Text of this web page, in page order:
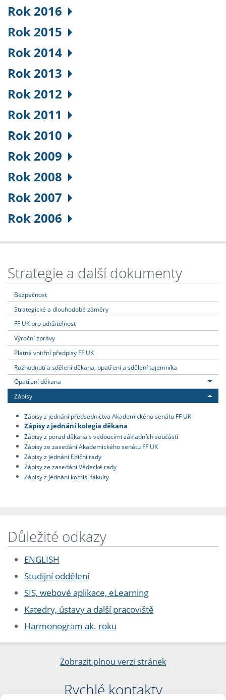
Rok 2016
Rok 2015
Rok 2014
Rok 2013
Rok 2012
Rok 2011
Rok 2010
Rok 2009
Rok 2008
Rok 2007
Rok 2006
Strategie a další dokumenty
Bezpečnost
Strategické a dlouhodobé záměry
FF UK pro udržitelnost
Výroční zprávy
Platné vnitřní předpisy FF UK
Rozhodnutí a sdělení děkana, opatření a sdělení tajemníka
Opatření děkana
Zápisy
Zápisy z jednání předsednictva Akademického senátu FF UK
Zápisy z jednání kolegia děkana
Zápisy z porad děkana s vedoucími základních součástí
Zápisy ze zasedání Akademického senátu FF UK
Zápisy z jednání Ediční rady
Zápisy ze zasedání Vědecké rady
Zápisy z jednání komisí fakulty
Důležité odkazy
ENGLISH
Studijní oddělení
SIS, webové aplikace, eLearning
Katedry, ústavy a další pracoviště
Harmonogram ak. roku
Zobrazit plnou verzi stránek
Rychlé kontakty